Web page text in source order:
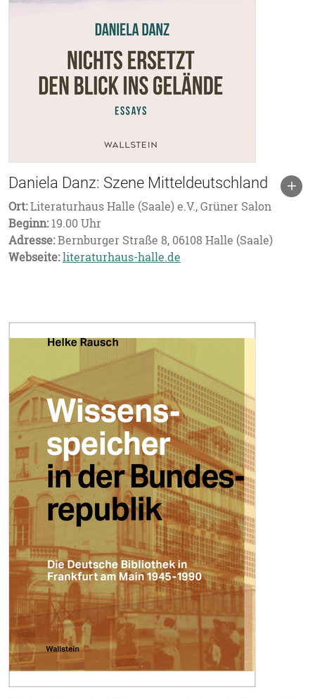
Daniela Danz: Szene Mitteldeutschland
Ort:Literaturhaus Halle (Saale) e.V., Grüner Salon
Beginn:19.00 Uhr
Adresse:Bernburger Straße 8, 06108 Halle (Saale)
Webseite:literaturhaus-halle.de